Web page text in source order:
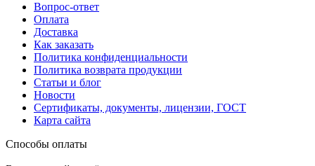
Вопрос-ответ
Оплата
Доставка
Как заказать
Политика конфиденциальности
Политика возврата продукции
Статьи и блог
Новости
Сертификаты, документы, лицензии, ГОСТ
Карта сайта
Способы оплаты